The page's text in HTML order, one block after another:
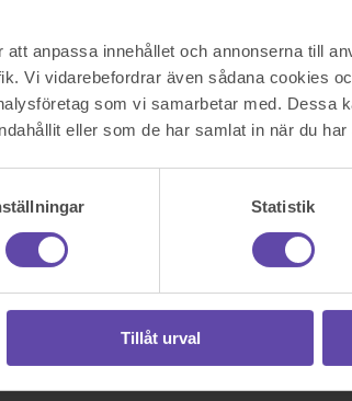
anpassa innehållet och annonserna till
Vi vidarebefordrar även sådana cookies
som vi samarbetar med. Dessa
eller som de har samlat in när du
Statistik
Tillåt urval